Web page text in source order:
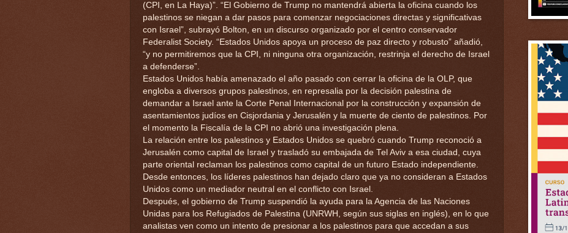
(CPI, en La Haya)”. “El Gobierno de Trump no mantendrá abierta la oficina cuando los
palestinos se niegan a dar pasos para comenzar negociaciones directas y significativas
con Israel”, subrayó Bolton, en un discurso organizado por el centro conservador
Federalist Society. “Estados Unidos apoya un proceso de paz directo y robusto” añadió,
“y no permitiremos que la CPI, ni ninguna otra organización, restrinja el derecho de Israel
a defenderse”.
Estados Unidos había amenazado el año pasado con cerrar la oficina de la OLP, que
engloba a diversos grupos palestinos, en represalia por la decisión palestina de
demandar a Israel ante la Corte Penal Internacional por la construcción y expansión de
asentamientos judíos en Cisjordania y Jerusalén y la muerte de ciento de palestinos. Por
el momento la Fiscalía de la CPI no abrió una investigación plena.
La relación entre los palestinos y Estados Unidos se quebró cuando Trump reconoció a
Jerusalén como capital de Israel y trasladó su embajada de Tel Aviv a esa ciudad, cuya
parte oriental reclaman los palestinos como capital de un futuro Estado independiente.
Desde entonces, los líderes palestinos han dejado claro que ya no consideran a Estados
Unidos como un mediador neutral en el conflicto con Israel.
Después, el gobierno de Trump suspendió la ayuda para la Agencia de las Naciones
Unidas para los Refugiados de Palestina (UNRWH, según sus siglas en inglés), en lo que
analistas ven como un intento de presionar a los palestinos para que accedan a sus